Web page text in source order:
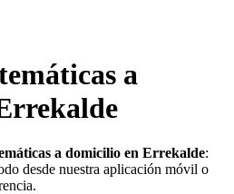
a
a domicilio en Errekalde:
desde nuestra aplicación móvil o